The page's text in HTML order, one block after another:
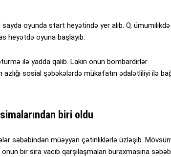
oyunda start heyətində yer alıb. O,
heyətdə oyuna başlayıb.
ilə yadda qalıb. Lakin onun bombardirlər
azlığı sosial şəbəkələrdə mükafatın ədalətliliyi ilə
biri oldu
səbəbindən müəyyən çətinliklərlə üzləşib.
bir sıra vacib qarşılaşmaları buraxmasına səbəb